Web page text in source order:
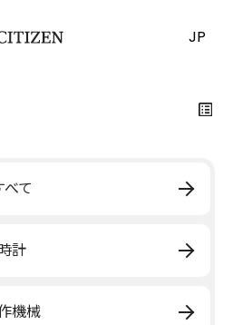
JP
べて
計
機械